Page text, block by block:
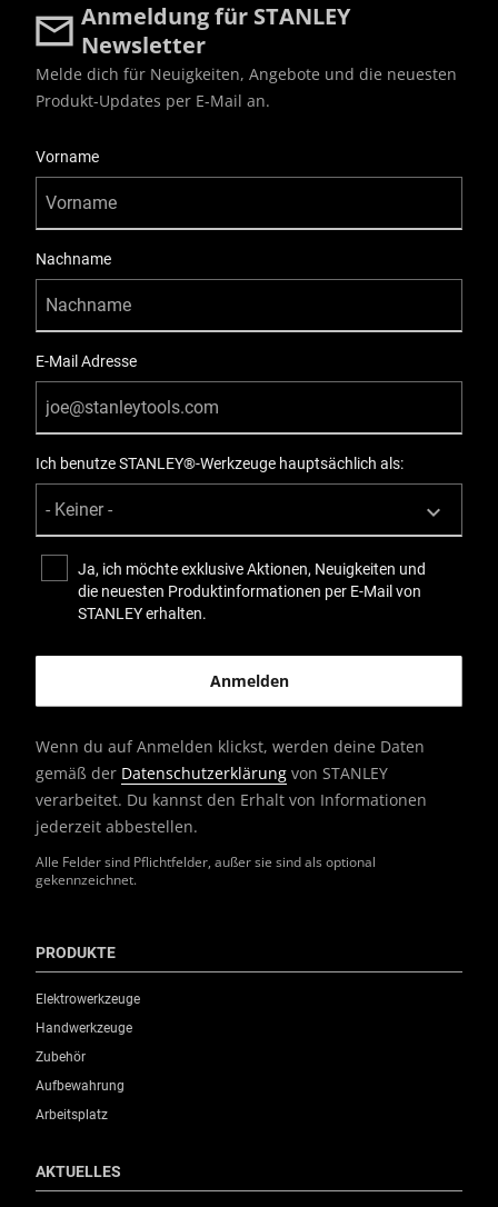
Anmeldung für STANLEY
Newsletter
Alle Felder sind Pflichtfelder, außer sie sind als optional
gekennzeichnet.
Melde dich für Neuigkeiten, Angebote und die neuesten
Produkt-Updates per E-Mail an.
Vorname
Nachname
E-Mail Adresse
Ich benutze STANLEY®-Werkzeuge hauptsächlich als:
Ja, ich möchte exklusive Aktionen, Neuigkeiten und
die neuesten Produktinformationen per E-Mail von
STANLEY erhalten.
Wenn du auf Anmelden klickst, werden deine Daten
gemäß der Datenschutzerklärung von STANLEY
verarbeitet. Du kannst den Erhalt von Informationen
jederzeit abbestellen.
PRODUKTE
Elektrowerkzeuge
Handwerkzeuge
Zubehör
Aufbewahrung
Arbeitsplatz
AKTUELLES